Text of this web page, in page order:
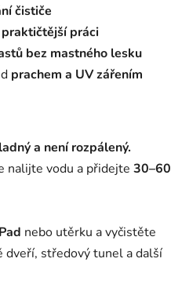
čističe
práci
bez mastného lesku
prachem a UV zářením
a není rozpálený.
nalijte vodu a přidejte
nebo utěrku a vyčistěte
dveří, středový tunel a další